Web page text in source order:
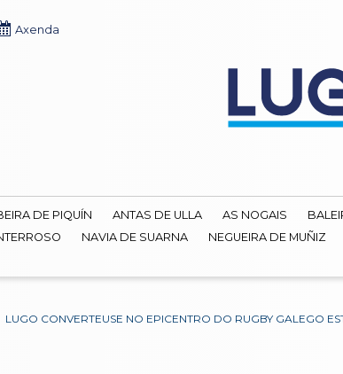
Axenda
DE PIQUÍN ANTAS DE ULLA AS NOGAIS
NAVIA DE SUARNA NEGUEIRA DE MUÑIZ
LUGO CONVERTEUSE NO EPICENTRO DO RUGBY GALEGO